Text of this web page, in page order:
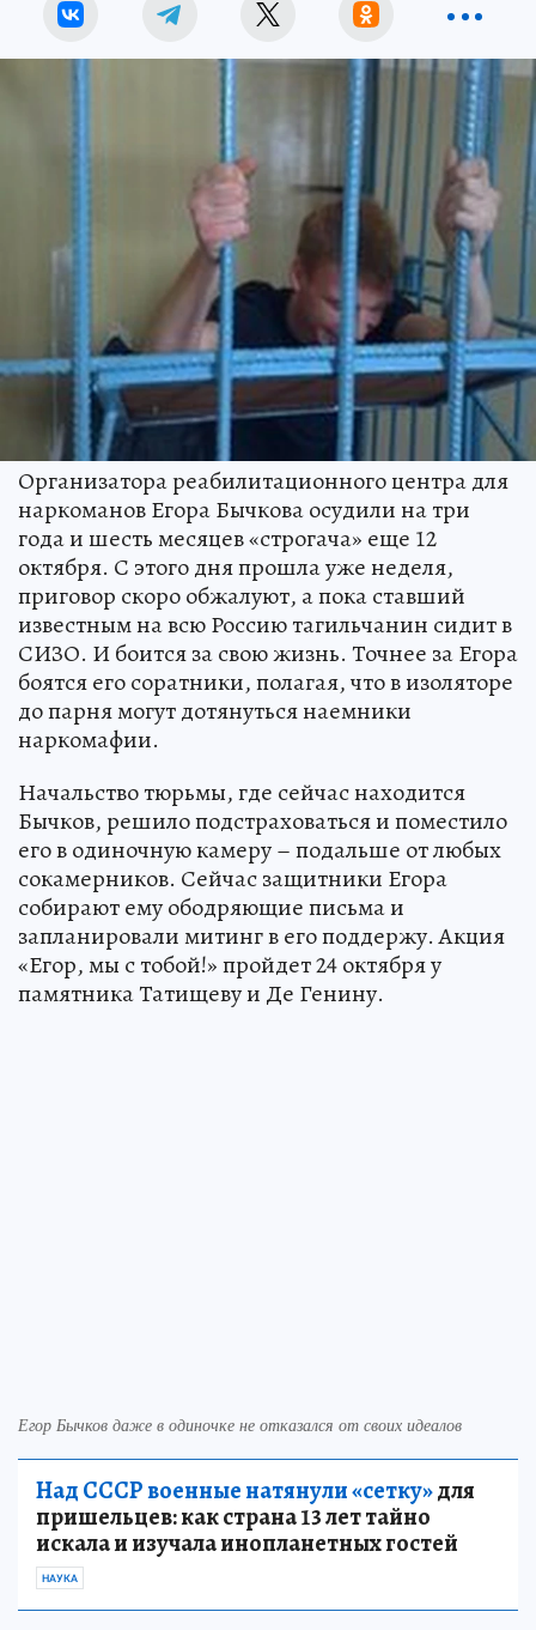
Организатора реабилитационного центра для
наркоманов Егора Бычкова осудили на три
года и шесть месяцев «строгача» еще 12
октября. С этого дня прошла уже неделя,
приговор скоро обжалуют, а пока ставший
известным на всю Россию тагильчанин сидит в
СИЗО. И боится за свою жизнь. Точнее за Егора
боятся его соратники, полагая, что в изоляторе
до парня могут дотянуться наемники
наркомафии.
Начальство тюрьмы, где сейчас находится
Бычков, решило подстраховаться и поместило
его в одиночную камеру – подальше от любых
сокамерников. Сейчас защитники Егора
собирают ему ободряющие письма и
запланировали митинг в его поддержу. Акция
«Егор, мы с тобой!» пройдет 24 октября у
памятника Татищеву и Де Генину.
Егор Бычков даже в одиночке не отказался от своих идеалов
Над СССР военные натянули «сетку»для
пришельцев: как страна 13 лет тайно
искала и изучала инопланетных гостей
НАУКА